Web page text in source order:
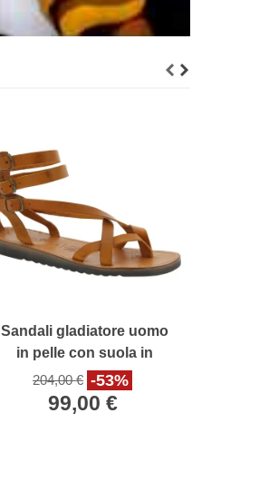
Sandali gladiatore uomo
in pelle con suola in
gomma spessa
204,00 € -53%
99,00 €